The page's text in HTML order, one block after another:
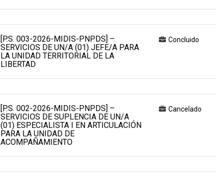
[P.S. 003-2026-MIDIS-PNPDS] –
SERVICIOS DE UN/A (01) JEFE/A PARA
LA UNIDAD TERRITORIAL DE LA
LIBERTAD
Concluido
[P.S. 002-2026-MIDIS-PNPDS] –
SERVICIOS DE SUPLENCIA DE UN/A
(01) ESPECIALISTA I EN ARTICULACIÓN
PARA LA UNIDAD DE
ACOMPAÑAMIENTO
Cancelado